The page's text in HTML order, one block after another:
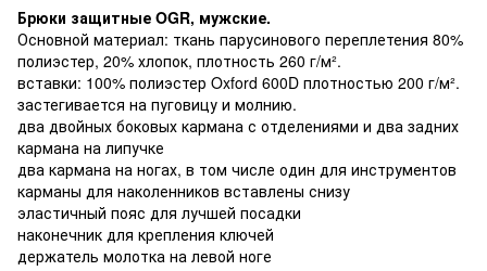
Брюки защитные OGR, мужские.
Основной материал: ткань парусинового переплетения 80%
полиэстер, 20% хлопок, плотность 260 г/м².
вставки: 100% полиэстер Oxford 600D плотностью 200 г/м².
застегивается на пуговицу и молнию.
два двойных боковых кармана с отделениями и два задних
кармана на липучке
два кармана на ногах, в том числе один для инструментов
карманы для наколенников вставлены снизу
эластичный пояс для лучшей посадки
наконечник для крепления ключей
держатель молотка на левой ноге